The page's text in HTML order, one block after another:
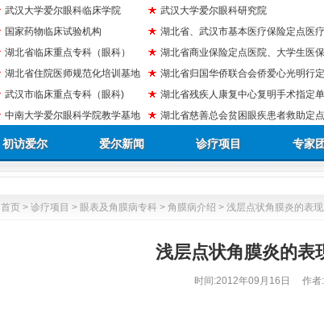
武汉大学爱尔眼科临床学院
国家药物临床试验机构
湖北省临床重点专科（眼科）
湖北省住院医师规范化培训基地
武汉市临床重点专科（眼科)
中南大学爱尔眼科学院教学基地
武汉大学爱尔眼科研究院
湖北省、武汉市基本医疗保险定点医
湖北省商业保险定点医院、大学生医保
湖北省归国华侨联合会侨爱心光明行
湖北省残疾人康复中心复明手术指定
湖北省慈善总会贫困眼疾患者救助定
初访爱尔 爱尔新闻 诊疗项目 专家
首页 > 诊疗项目 > 眼表及角膜病专科 > 角膜病介绍 > 浅层点状角膜炎的表
浅层点状角膜炎的表
时间:2012年09月16日
作者: